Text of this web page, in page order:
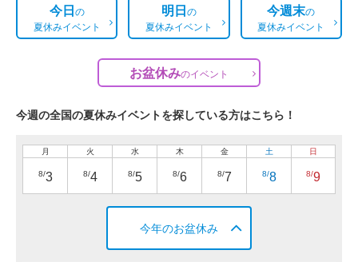
今日の
夏休みイベント
明日の
夏休みイベント
今週末の
夏休みイベント
お盆休みのイベント
今週の全国の夏休みイベントを探している方はこちら！
月
8/3
火
8/4
水
8/5
木
8/6
金
8/7
土
8/8
日
8/9
今年のお盆休み